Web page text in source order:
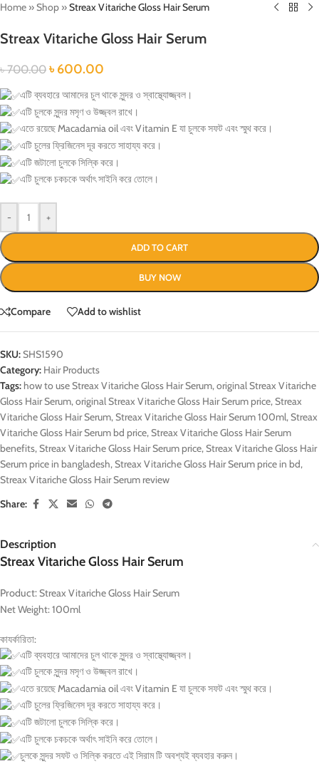
Home »Shop »Streax Vitariche Gloss Hair Serum
Streax Vitariche Gloss Hair Serum
৳700.00 ৳600.00
এটি ব্যবহারে আমাদের চুল থাকে সুন্দর ও স্বাস্থ্যোজ্জ্বল।
এটি চুলকে সুন্দর মসৃণ ও উজ্জ্বল রাখে।
এতে রয়েছে Macadamia oil এবং Vitamin E যা চুলকে সফট এবং স্মুথ করে।
এটি চুলের ফ্রিজিনেস দূর করতে সাহায্য করে।
এটি জটালো চুলকে সিল্কি করে।
এটি চুলকে চকচকে অর্থাৎ সাইনি করে তোলে।
- +
ADD TO CART
BUY NOW
Compare Add to wishlist
SKU:SHS1590
Category: Hair Products
Tags: how to use Streax Vitariche Gloss Hair Serum,original Streax Vitariche
Gloss Hair Serum,original Streax Vitariche Gloss Hair Serum price,Streax
Vitariche Gloss Hair Serum,Streax Vitariche Gloss Hair Serum 100ml,Streax
Vitariche Gloss Hair Serum bd price,Streax Vitariche Gloss Hair Serum
benefits,Streax Vitariche Gloss Hair Serum price,Streax Vitariche Gloss Hair
Serum price in bangladesh,Streax Vitariche Gloss Hair Serum price in bd,
Streax Vitariche Gloss Hair Serum review
Share:
Description
Streax Vitariche Gloss Hair Serum
Product:Streax Vitariche Gloss Hair Serum
Net Weight: 100ml
কাযর্কারিতা:
এটি ব্যবহারে আমাদের চুল থাকে সুন্দর ও স্বাস্থ্যোজ্জ্বল।
এটি চুলকে সুন্দর মসৃণ ও উজ্জ্বল রাখে।
এতে রয়েছে Macadamia oil এবং Vitamin E যা চুলকে সফট এবং স্মুথ করে।
এটি চুলের ফ্রিজিনেস দূর করতে সাহায্য করে।
এটি জটালো চুলকে সিল্কি করে।
এটি চুলকে চকচকে অর্থাৎ সাইনি করে তোলে।
চুলকে সুন্দর সফট ও সিল্কি করতে এই সিরাম টি অবশ্যই ব্যবহার করুন।